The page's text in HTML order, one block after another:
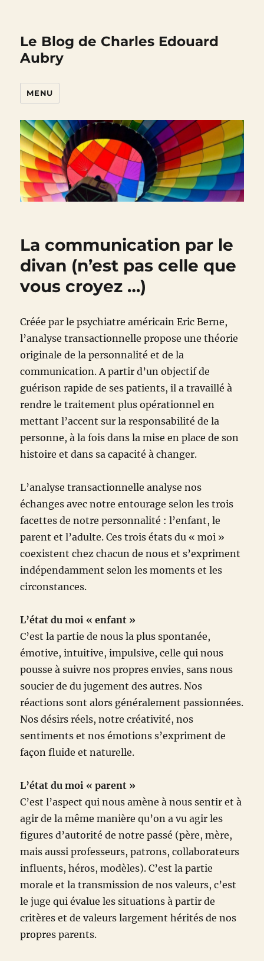
Le Blog de Charles Edouard
Aubry
MENU
La communication par le
divan (n’est pas celle que
vous croyez …)
Créée par le psychiatre américain Eric Berne,
l’analyse transactionnelle propose une théorie
originale de la personnalité et de la
communication. A partir d’un objectif de
guérison rapide de ses patients, il a travaillé à
rendre le traitement plus opérationnel en
mettant l’accent sur la responsabilité de la
personne, à la fois dans la mise en place de son
histoire et dans sa capacité à changer.
L’analyse transactionnelle analyse nos
échanges avec notre entourage selon les trois
facettes de notre personnalité : l’enfant, le
parent et l’adulte. Ces trois états du « moi »
coexistent chez chacun de nous et s’expriment
indépendamment selon les moments et les
circonstances.
L’état du moi « enfant »
C’est la partie de nous la plus spontanée,
émotive, intuitive, impulsive, celle qui nous
pousse à suivre nos propres envies, sans nous
soucier de du jugement des autres. Nos
réactions sont alors généralement passionnées.
Nos désirs réels, notre créativité, nos
sentiments et nos émotions s’expriment de
façon fluide et naturelle.
L’état du moi « parent »
C’est l’aspect qui nous amène à nous sentir et à
agir de la même manière qu’on a vu agir les
figures d’autorité de notre passé (père, mère,
mais aussi professeurs, patrons, collaborateurs
influents, héros, modèles). C’est la partie
morale et la transmission de nos valeurs, c’est
le juge qui évalue les situations à partir de
critères et de valeurs largement hérités de nos
propres parents.